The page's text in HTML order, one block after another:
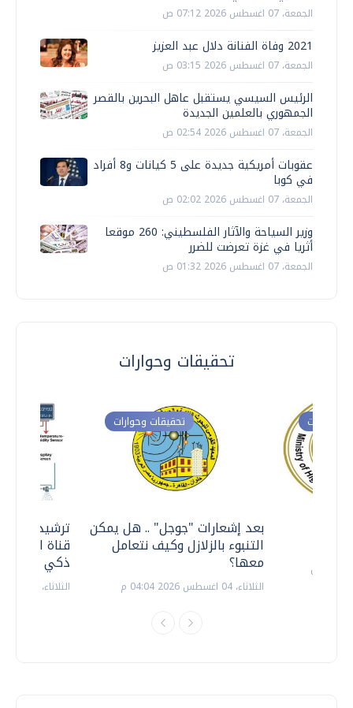
الجمعة، 07 اغسطس 2026 07:12 ص
2021 وفاة الفنانة دلال عبد العزيز
الجمعة، 07 اغسطس 2026 03:15 ص
الرئيس السيسي يستقبل عاهل البحرين بالقصر
الجمهوري بالعلمين الجديدة
الجمعة، 07 اغسطس 2026 02:54 ص
عقوبات أمريكية جديدة على 5 كيانات و8 أفراد
في كوبا
الجمعة، 07 اغسطس 2026 02:02 ص
وزير السياحة والآثار الفلسطيني: 260 موقعا
أثريا في غزة تعرضت للضرر
الجمعة، 07 اغسطس 2026 01:32 ص
تحقيقات وحوارات
ترشيدا
قناة
ذكي
الثلاثاء، 14 يوليو 2026 06:11 م
تحقيقات وحوارات
بعد إشعارات "جوجل" .. هل يمكن
التنبوء بالزلازل وكيف نتعامل
معها؟
الثلاثاء، 04 اغسطس 2026 04:04 م
وحوارات